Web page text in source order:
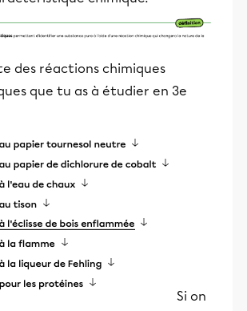
des réactions chimiques
que tu as à étudier en 3e
Si on